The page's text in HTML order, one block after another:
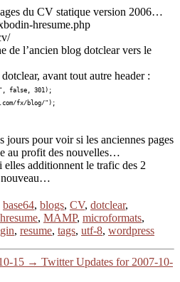
du CV statique version 2006…
hresume.php
de l’ancien blog dotclear vers le
avant tout autre header :
false, 301);
fx/blog/");
jours pour voir si les anciennes pages
au profit des nouvelles…
additionnent le trafic des 2
nouveau…
base64, blogs, CV, dotclear,
hresume, MAMP, microformats,
, resume, tags, utf-8, wordpress
15 → Twitter Updates for 2007-10-